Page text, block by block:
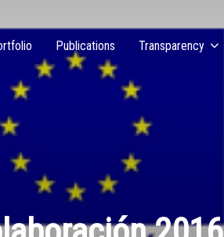
Publications Transparency